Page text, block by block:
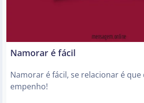
Namorar é fácil
Namorar é fácil, se relacionar é que
empenho!